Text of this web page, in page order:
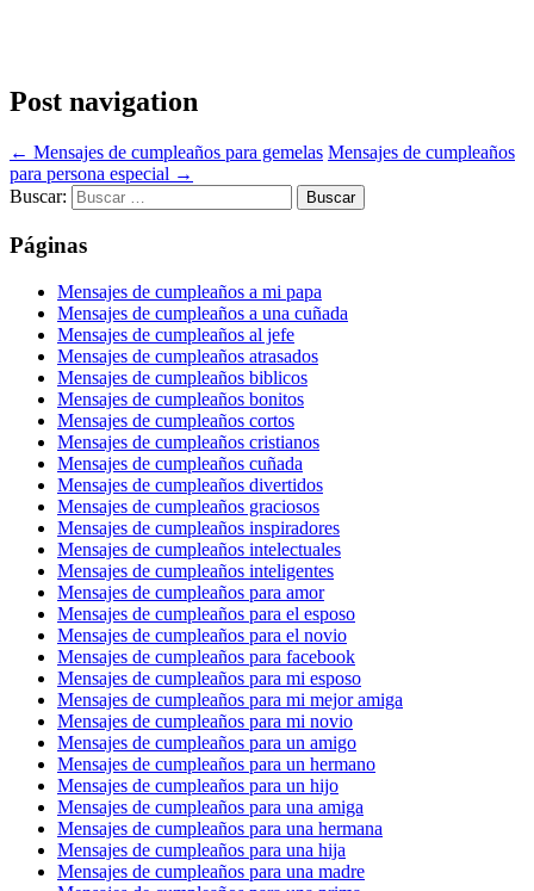
Post navigation
← Mensajes de cumpleaños para gemelas Mensajes de cumpleaños
para persona especial →
Buscar:
Páginas
Mensajes de cumpleaños a mi papa
Mensajes de cumpleaños a una cuñada
Mensajes de cumpleaños al jefe
Mensajes de cumpleaños atrasados
Mensajes de cumpleaños biblicos
Mensajes de cumpleaños bonitos
Mensajes de cumpleaños cortos
Mensajes de cumpleaños cristianos
Mensajes de cumpleaños cuñada
Mensajes de cumpleaños divertidos
Mensajes de cumpleaños graciosos
Mensajes de cumpleaños inspiradores
Mensajes de cumpleaños intelectuales
Mensajes de cumpleaños inteligentes
Mensajes de cumpleaños para amor
Mensajes de cumpleaños para el esposo
Mensajes de cumpleaños para el novio
Mensajes de cumpleaños para facebook
Mensajes de cumpleaños para mi esposo
Mensajes de cumpleaños para mi mejor amiga
Mensajes de cumpleaños para mi novio
Mensajes de cumpleaños para un amigo
Mensajes de cumpleaños para un hermano
Mensajes de cumpleaños para un hijo
Mensajes de cumpleaños para una amiga
Mensajes de cumpleaños para una hermana
Mensajes de cumpleaños para una hija
Mensajes de cumpleaños para una madre